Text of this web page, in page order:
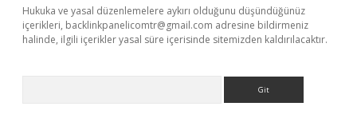
Hukuka ve yasal düzenlemelere aykırı olduğunu düşündüğünüz
içerikleri, backlinkpanelicomtr@gmail.com adresine bildirmeniz
halinde, ilgili içerikler yasal süre içerisinde sitemizden kaldırılacaktır.